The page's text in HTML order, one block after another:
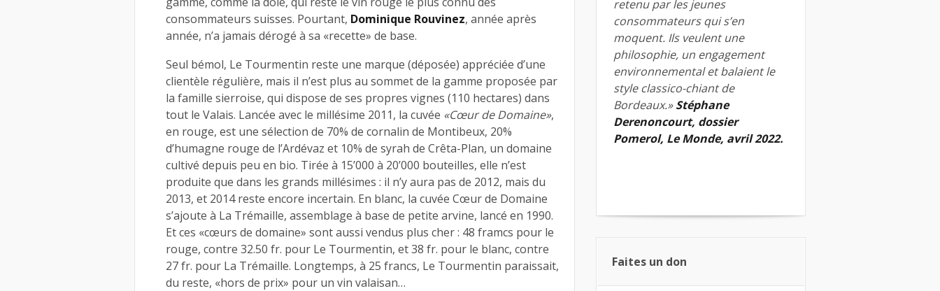
consommateurs suisses. Pourtant, Dominique Rouvinez, année après
année, n’a jamais dérogé à sa «recette» de base.
Seul bémol, Le Tourmentin reste une marque (déposée) appréciée d’une
clientèle régulière, mais il n’est plus au sommet de la gamme proposée par
la famille sierroise, qui dispose de ses propres vignes (110 hectares) dans
tout le Valais. Lancée avec le millésime 2011, la cuvée «Cœur de Domaine»,
en rouge, est une sélection de 70% de cornalin de Montibeux, 20%
d’humagne rouge de l’Ardévaz et 10% de syrah de Crêta-Plan, un domaine
cultivé depuis peu en bio. Tirée à 15’000 à 20’000 bouteilles, elle n’est
produite que dans les grands millésimes : il n’y aura pas de 2012, mais du
2013, et 2014 reste encore incertain. En blanc, la cuvée Cœur de Domaine
s’ajoute à La Trémaille, assemblage à base de petite arvine, lancé en 1990.
Et ces «cœurs de domaine» sont aussi vendus plus cher : 48 framcs pour le
rouge, contre 32.50 fr. pour Le Tourmentin, et 38 fr. pour le blanc, contre
27 fr. pour La Trémaille. Longtemps, à 25 francs, Le Tourmentin paraissait,
du reste, «hors de prix» pour un vin valaisan…
retenu par les jeunes
consommateurs qui s’en
moquent. Ils veulent une
philosophie, un engagement
environnemental et balaient le
style classico-chiant de
Bordeaux.»Stéphane
Derenoncourt, dossier
Pomerol, Le Monde, avril 2022.
Faites un don